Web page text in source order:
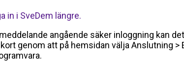
in i SveDem längre.
angående säker inloggning kan
genom att på hemsidan välja Anslutning